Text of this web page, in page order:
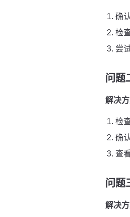
确
检
尝
问题
解决
检
确
查
问题
解决